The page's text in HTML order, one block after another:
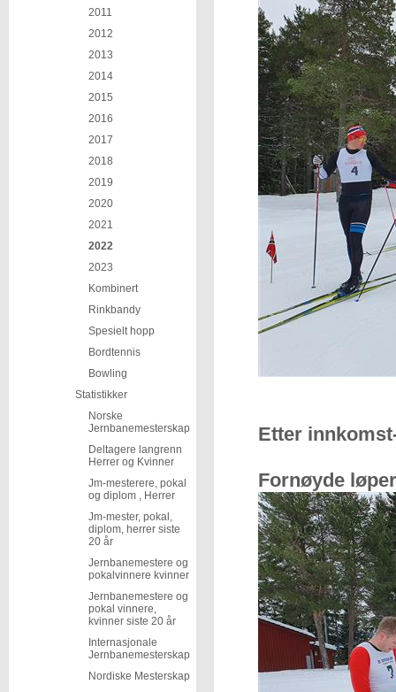
2011
2012
2013
2014
2015
2016
2017
2018
2019
2020
2021
2022
2023
Kombinert
Rinkbandy
Spesielt hopp
Bordtennis
Bowling
Statistikker
Norske
Jernbanemesterskap
Deltagere langrenn
Herrer og Kvinner
Jm-mesterere, pokal
og diplom , Herrer
Jm-mester, pokal,
diplom, herrer siste
20 år
Jernbanemestere og
pokalvinnere kvinner
Jernbanemestere og
pokal vinnere,
kvinner siste 20 år
Internasjonale
Jernbanemesterskap
Nordiske Mesterskap
Etter
Fornøyde